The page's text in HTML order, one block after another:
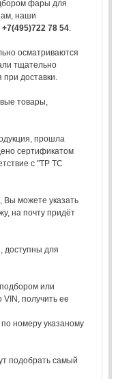
фары для
наши
+7(495)722 78 54.
осматриваются
тщательно
доставки.
товары,
прошла
сертификатом
с "ТР ТС
Вы можете указать
на почту придёт
доступны для
или
VIN, получить ее
номеру указаному
подобрать самый